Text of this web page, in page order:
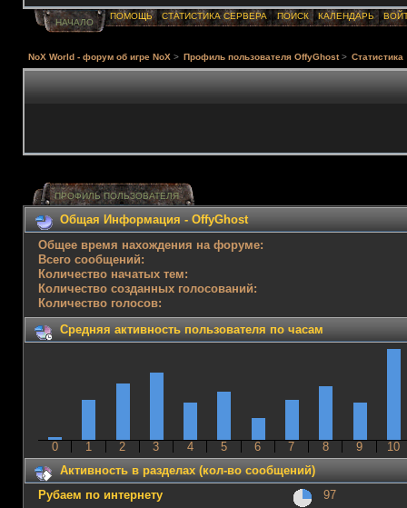
НАЧАЛО
ПОМОЩЬ СТАТИСТИКА СЕРВЕРА ПОИСК КАЛЕНДАРЬ
NoX World - форум об игре NoX > Профиль пользователя OffyGhost> Статистика
ПРОФИЛЬ ПОЛЬЗОВАТЕЛЯ
Общая Информация - OffyGhost
Общее время нахождения на форуме:
Всего сообщений:
Количество начатых тем:
Количество созданных голосований:
Количество голосов:
Средняя активность пользователя по часам
0 1 2 3 4 5 6 7 8 9
10
Активность в разделах (кол-во сообщений)
Рубаем по интернету
97